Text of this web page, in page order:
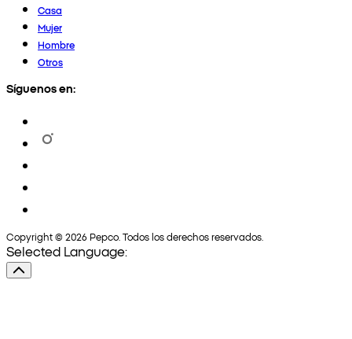
Casa
Mujer
Hombre
Otros
Síguenos en:
Copyright © 2026 Pepco. Todos los derechos reservados.
Selected Language: